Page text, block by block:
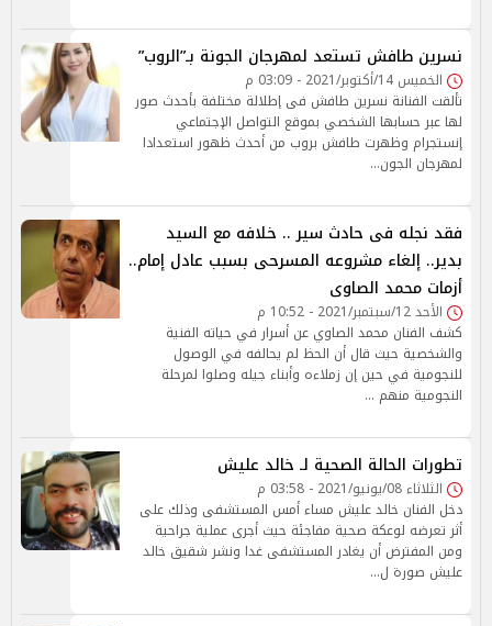
نسرين طافش تستعد لمهرجان الجونة بـ”الروب”
الخميس 14/أكتوبر/2021 - 03:09 م
تألقت الفنانة نسرين طافش فى إطلالة مختلفة بأحدث صور
لها عبر حسابها الشخصي بموقع التواصل الإجتماعي
إنستجرام وظهرت طافش بروب من أحدث ظهور استعدادا
لمهرجان الجون…
فقد نجله فى حادث سير .. خلافه مع السيد
بدير.. إلغاء مشروعه المسرحى بسبب عادل إمام..
أزمات محمد الصاوى
الأحد 12/سبتمبر/2021 - 10:52 م
كشف الفنان محمد الصاوي عن أسرار في حياته الفنية
والشخصية حيث قال أن الحظ لم يحالفه في الوصول
للنجومية في حين إن زملاءه وأبناء جيله وصلوا لمرحلة
النجومية منهم …
تطورات الحالة الصحية لـ خالد عليش
الثلاثاء 08/يونيو/2021 - 03:58 م
دخل الفنان خالد عليش مساء أمس المستشفى وذلك على
أثر تعرضه لوعكة صحية مفاجئة حيث أجرى عملية جراحية
ومن المفترض أن يغادر المستشفى غدا ونشر شقيق خالد
عليش صورة ل…